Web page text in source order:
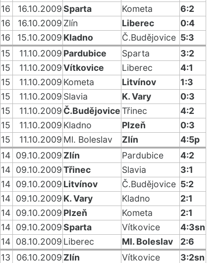
16
16.10.2009Sparta Kometa
6:2
16
16.10.2009 Zlín Liberec
0:4
16
15.10.2009 Kladno Č.Budějovice 5:3
15
11.10.2009 Pardubice Sparta
3:2
15
11.10.2009Vítkovice Liberec
4:1
15
11.10.2009 Kometa Litvínov
1:3
15
11.10.2009 Slavia K. Vary
0:3
15
11.10.2009 Č.BudějoviceTřinec
4:2
15
11.10.2009 Kladno Plzeň
0:3
15
11.10.2009 Ml. Boleslav Zlín
4:5p
14 09.10.2009 Zlín Pardubice
4:2
14 09.10.2009Třinec Slavia
3:1
14 09.10.2009 Litvínov Č.Budějovice 5:2
14 09.10.2009 K. Vary Kladno
2:1
14 09.10.2009 Plzeň Kometa
2:1
14 09.10.2009Sparta Vítkovice
4:3sn
14 08.10.2009 Liberec Ml. Boleslav
2:6
13
06.10.2009 Zlín Vítkovice
3:2sn